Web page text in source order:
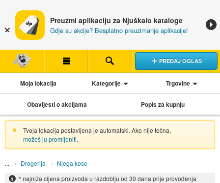
Preuzmi aplikaciju za Njuškalo kataloge
Gdje su akcije? Besplatno preuzimanje aplikacije!
PREDAJ OGLAS
Moja lokacija Kategorije Trgovine
Obavijesti o akcijama Popis za kupnju
Tvoja lokacija postavljena je automatski. Ako nije točna,
možeš ju promijeniti.
Drogerija
Njega kose
* najniža cijena proizvoda u razdoblju od 30 dana prije provođenja